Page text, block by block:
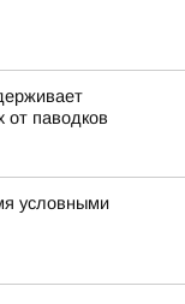
от паводков
условными